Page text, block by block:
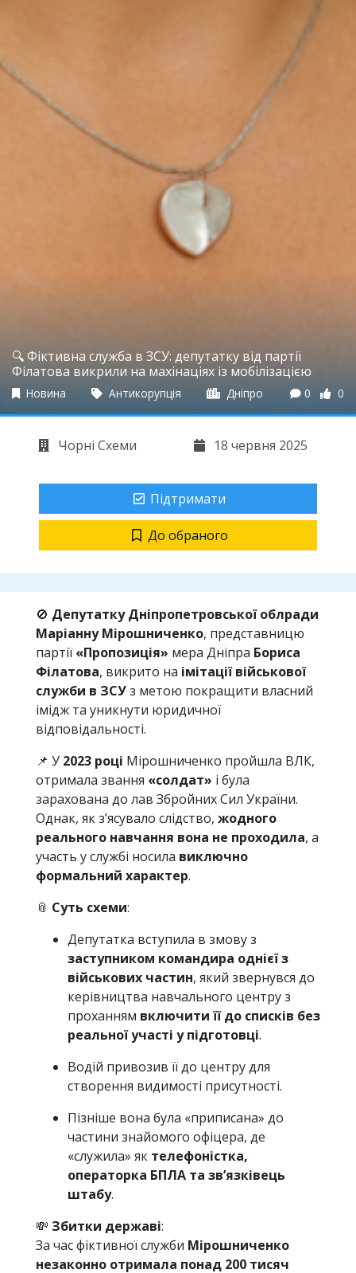
🔍 Фіктивна служба в ЗСУ: депутатку від партії
Філатова викрили на махінаціях із мобілізацією
Новина Антикорупція Дніпро 0 0
Чорні Схеми 18 червня 2025
Підтримати
До обраного
🚫 Депутатку Дніпропетровської облради
Маріанну Мірошниченко, представницю
партії «Пропозиція» мера Дніпра Бориса
Філатова, викрито на імітації військової
служби в ЗСУз метою покращити власний
імідж та уникнути юридичної
відповідальності.
📌 У 2023 році Мірошниченко пройшла ВЛК,
отримала звання «солдат» і була
зарахована до лав Збройних Сил України.
Однак, як з’ясувало слідство, жодного
реального навчання вона не проходила, а
участь у службі носила виключно
формальний характер.
📎 Суть схеми:
Депутатка вступила в змову з
заступником командира однієї з
військових частин, який звернувся до
керівництва навчального центру з
проханням включити її до списків без
реальної участі у підготовці.
Водій привозив її до центру для
створення видимості присутності.
Пізніше вона була «приписана» до
частини знайомого офіцера, де
«служила» як телефоністка,
операторка БПЛА та зв’язківець
штабу.
💸 Збитки державі:
За час фіктивної служби Мірошниченко
незаконно отримала понад 200 тисяч